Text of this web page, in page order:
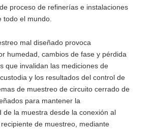
proceso de refinerías e instalaciones
todo el mundo.
mal diseñado provoca
humedad, cambios de fase y pérdida
que invalidan las mediciones de
y los resultados del control de
de muestreo de circuito cerrado de
para mantener la
de la muestra desde la conexión al
de muestreo, mediante